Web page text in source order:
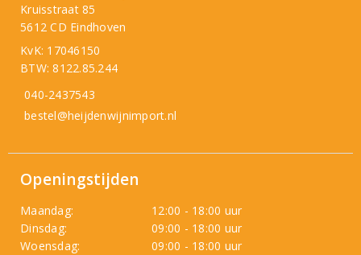
Kruisstraat 85
5612 CD Eindhoven
KvK: 17046150
BTW: 8122.85.244
040-2437543
bestel@heijdenwijnimport.nl
Openingstijden
Maandag:
12:00 - 18:00 uur
Dinsdag:
09:00 - 18:00 uur
Woensdag:
09:00 - 18:00 uur